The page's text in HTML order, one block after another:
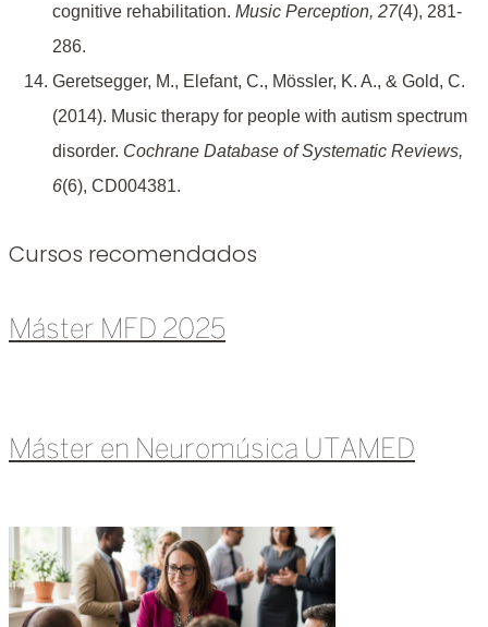
cognitive rehabilitation. Music Perception, 27(4), 281-
286.
Geretsegger, M., Elefant, C., Mössler, K. A., & Gold, C.
(2014). Music therapy for people with autism spectrum
disorder. Cochrane Database of Systematic Reviews,
6(6), CD004381.
Cursos recomendados
Máster MFD 2025
Máster en Neuromúsica UTAMED